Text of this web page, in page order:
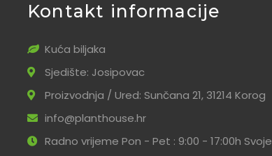
Kontakt informacije
Kuća biljaka
Sjedište: Josipovac
Proizvodnja / Ured: Sunčana 21, 31214 Korog
info@planthouse.hr
Radno vrijeme Pon - Pet : 9:00 - 17:00h Svoje